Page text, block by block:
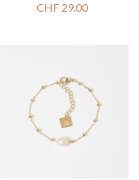
CHF29.00